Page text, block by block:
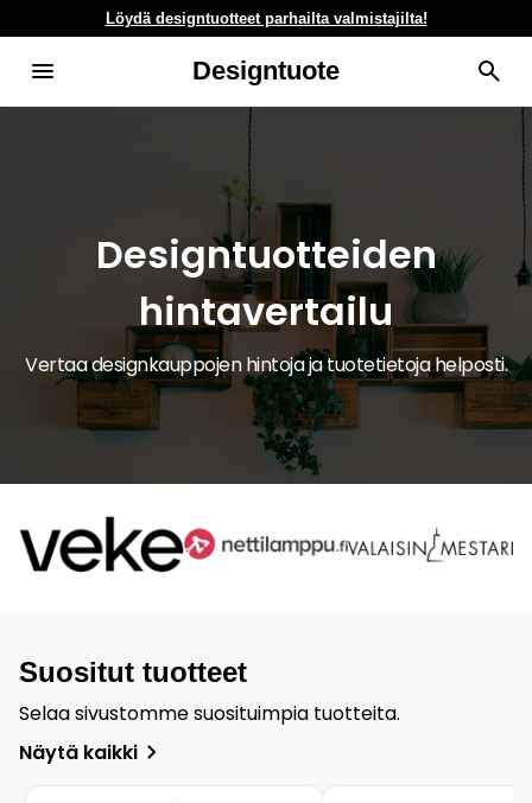
Löydä designtuotteet parhailta valmistajilta!
Designtuote
Designtuotteiden
hintavertailu
Vertaa designkauppojen hintoja ja tuotetietoja helposti.
Suositut tuotteet
Selaa sivustomme suosituimpia tuotteita.
Näytä kaikki